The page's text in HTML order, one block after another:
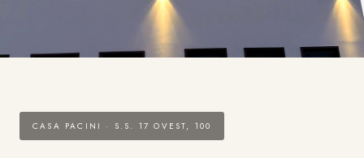
CASA PACINI · S.S. 17 OVEST, 100